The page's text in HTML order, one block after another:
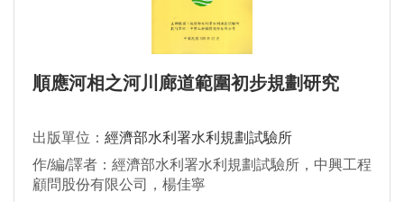
順應河相之河川廊道範圍初步規劃研究
出版單位： 經濟部水利署水利規劃試驗所
作/編/譯者：經濟部水利署水利規劃試驗所，中興工程
顧問股份有限公司，楊佳寧